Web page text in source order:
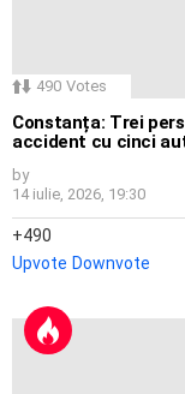
490 Votes
Constanța: Trei
accident cu cinci
by
14 iulie, 2026, 19:30
490
Upvote Downvote